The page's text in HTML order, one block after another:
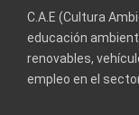
C.A.E (Cultura
educación
renovables,
empleo en el